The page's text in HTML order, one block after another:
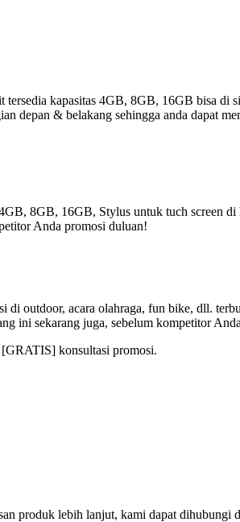
kapasitas 4GB, 8GB, 16GB bisa
depan & belakang sehingga anda dapat
8GB, 16GB, Stylus untuk tuch screen
Anda promosi duluan!
outdoor, acara olahraga, fun bike, dll.
ini sekarang juga, sebelum kompetitor
konsultasi promosi.
produk lebih lanjut, kami dapat